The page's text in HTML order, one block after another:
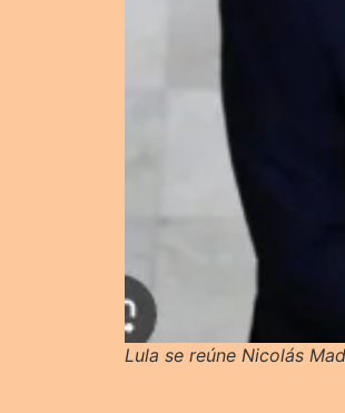
Lula se reúne Nicolás